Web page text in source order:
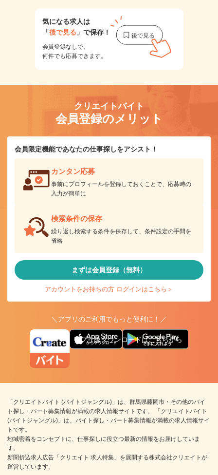
気になる求人は
「後で見る 」で保存！
会員登録なしで、
何件でも応募できます。
クリエイトバイト
会員登録のメリット
会員限定機能であなたの仕事探しをアシスト！
カンタン応募
事前にプロフィールを登録しておくことで、応募時の
入力が簡単に
検索条件の保存
繰り返し検索する条件を保存して、条件設定の手間を
省略
まずは会員登録（無料）
アカウントをお持ちの方 ログインはこちら＞
＼アプリのご利用でもっと便利に！／
アプリ版ダウンロードはこちらから
「クリエイトバイト (バイトジャングル)」は、群馬県藤岡市・その他のバイ
ト探し・パート募集情報が満載の求人情報サイトです。 「クリエイトバイト
(バイトジャングル)」は、バイト探し・パート募集情報が満載の求人情報サイ
トです。
地域密着をコンセプトに、仕事探しに役立つ最新の情報をお届けしていま
す。
新聞折込求人広告「クリエイト 求人特集」を展開する株式会社クリエイトが
運営しています。